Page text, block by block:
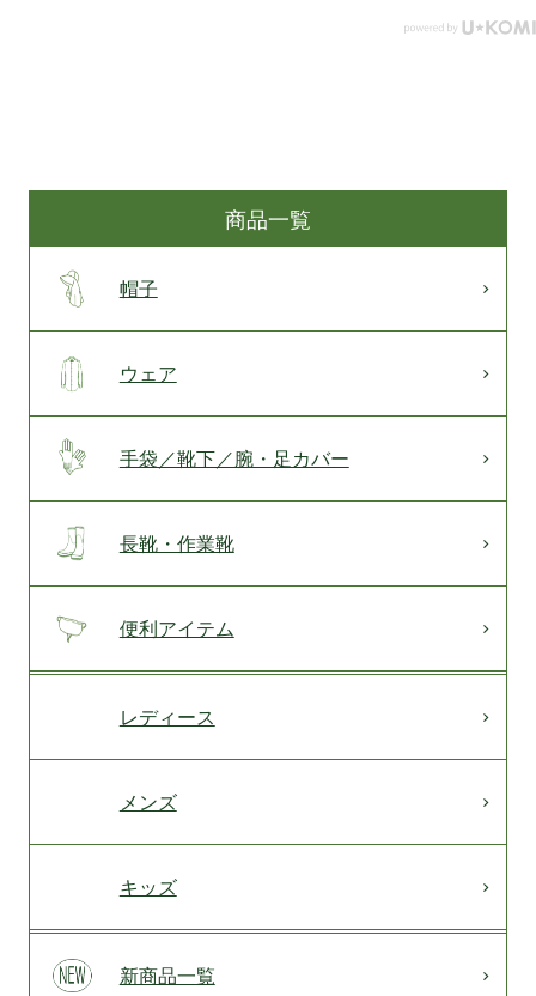
商品一覧
帽子
ウェア
手袋／靴下／腕・足カバー
長靴・作業靴
便利アイテム
レディース
メンズ
キッズ
新商品一覧